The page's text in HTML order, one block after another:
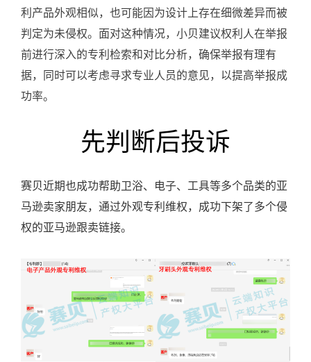
利产品外观相似，也可能因为设计上存在细微差异而被
判定为未侵权。面对这种情况，小贝建议权利人在举报
前进行深入的专利检索和对比分析，确保举报有理有
据，同时可以考虑寻求专业人员的意见，以提高举报成
功率。
先判断后投诉
赛贝近期也成功帮助卫浴、电子、工具等多个品类的亚
马逊卖家朋友，通过外观专利维权，成功下架了多个侵
权的亚马逊跟卖链接。